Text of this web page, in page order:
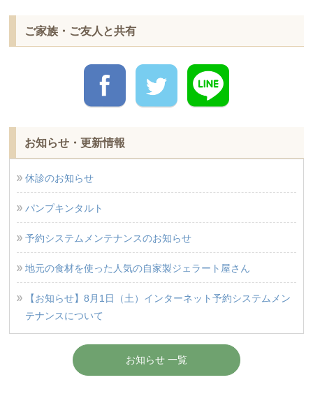
ご家族・ご友人と共有
お知らせ・更新情報
休診のお知らせ
パンプキンタルト
予約システムメンテナンスのお知らせ
地元の食材を使った人気の自家製ジェラート屋さん
【お知らせ】8月1日（土）インターネット予約システムメン
テナンスについて
お知らせ 一覧